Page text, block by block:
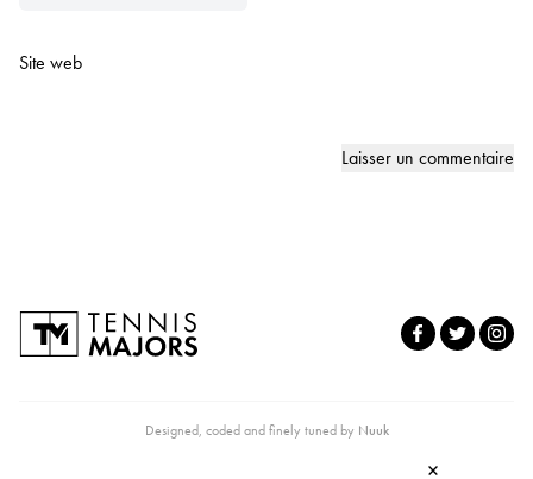
Site web
Designed, coded and finely tuned by Nuuk
×